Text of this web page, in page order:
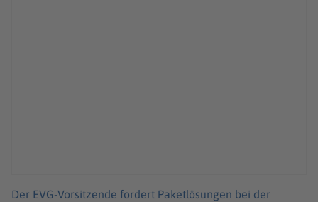
Der EVG-Vorsitzende fordert Paketlösungen bei der